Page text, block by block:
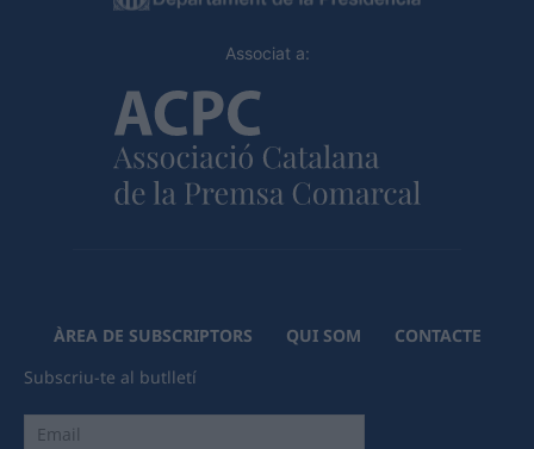
Associat a:
ÀREA DE SUBSCRIPTORS QUI SOM
CONTACTE
Subscriu-te al butlletí